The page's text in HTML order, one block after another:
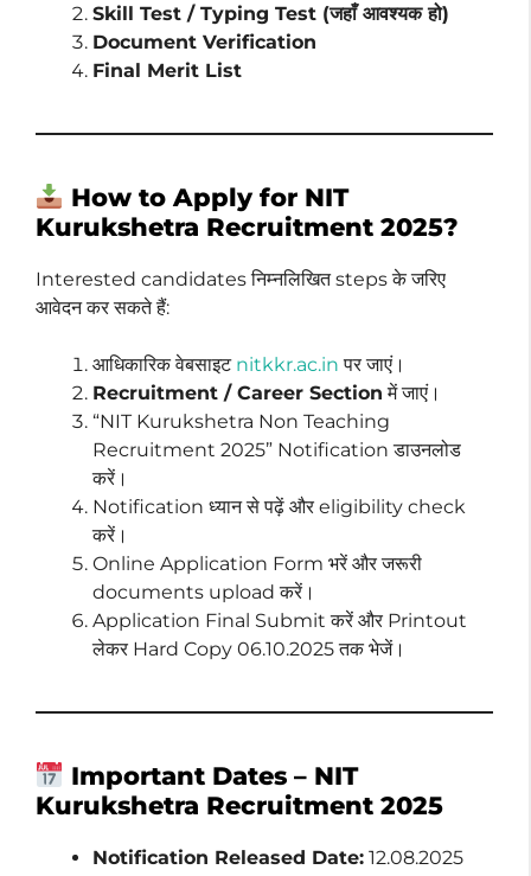
Skill Test / Typing Test (जहाँ आवश्यक हो)
Document Verification
Final Merit List
How to Apply for NIT
Kurukshetra Recruitment 2025?
Interested candidates निम्नलिखित steps के जरिए
आवेदन कर सकते हैं:
आधिकारिक वेबसाइट nitkkr.ac.in पर जाएं।
Recruitment / Career Section में जाएं।
“NIT Kurukshetra Non Teaching
Recruitment 2025” Notification डाउनलोड
करें।
Notification ध्यान से पढ़ें और eligibility check
करें।
Online Application Form भरें और जरूरी
documents upload करें।
Application Final Submit करें और Printout
लेकर Hard Copy 06.10.2025 तक भेजें।
Important Dates – NIT
Kurukshetra Recruitment 2025
Notification Released Date: 12.08.2025